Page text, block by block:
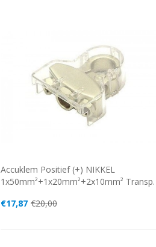
Accuklem Positief (+) NIKKEL
1x50mm²+1x20mm²+2x10mm² Transp.
€17,87 €20,00